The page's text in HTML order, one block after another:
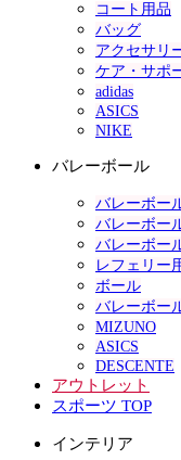
コート用品
バッグ
アクセサリ
ケア・サポ
adidas
ASICS
NIKE
バレーボール
バレーボー
バレーボー
バレーボー
レフェリー
ボール
バレーボー
MIZUNO
ASICS
DESCENTE
アウトレット
スポーツ TOP
インテリア